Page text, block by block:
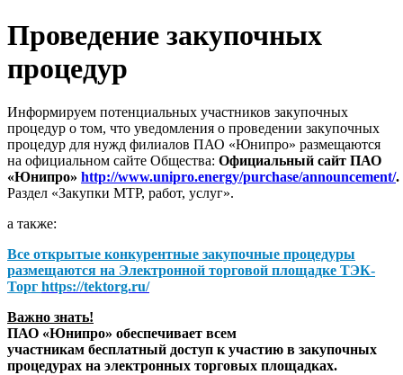
Проведение закупочных
процедур
Информируем потенциальных участников закупочных
процедур о том, что уведомления о проведении закупочных
процедур для нужд филиалов ПАО «Юнипро» размещаются
на официальном сайте Общества: Официальный сайт ПАО
«Юнипро» http://www.unipro.energy/purchase/announcement/.
Раздел «Закупки МТР, работ, услуг».
а также:
Все открытые конкурентные закупочные процедуры
размещаются на Электронной торговой площадке ТЭК-
Торг https://tektorg.ru/
Важно знать!
ПАО «Юнипро» обеспечивает всем
участникам бесплатный доступ к участию в закупочных
процедурах на электронных торговых площадках.